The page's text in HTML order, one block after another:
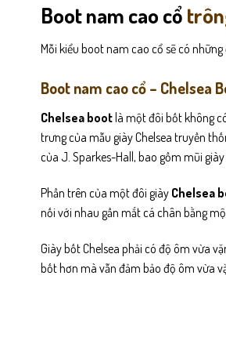
Boot nam cao cổ
Mỗi kiểu boot nam cao cổ sẽ có
Boot nam cao cổ – Chelsea
Chelsea boot là một đôi bốt không
trưng của mẫu giày Chelsea truyền
của J. Sparkes-Hall, bao gồm mũi
Phần trên của một đôi giày Chelsea
nối với nhau gần mắt cá chân bằng
Giày bốt Chelsea phải có độ ôm vừa
bốt hơn mà vẫn đảm bảo độ ôm vừa